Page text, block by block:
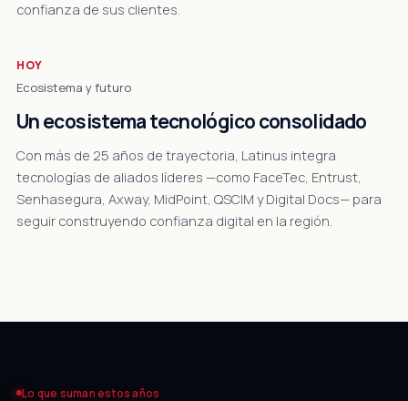
confianza de sus clientes.
HOY
Ecosistema y futuro
Un ecosistema tecnológico consolidado
Con más de 25 años de trayectoria, Latinus integra
tecnologías de aliados líderes —como FaceTec, Entrust,
Senhasegura, Axway, MidPoint, QSCIM y Digital Docs— para
seguir construyendo confianza digital en la región.
Lo que suman estos años